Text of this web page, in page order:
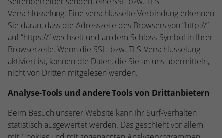
Verschlüsselung. Eine verschlüsselte Verbindung erkennen
Sie daran, dass die Adresszeile des Browsers von “http://”
auf “https://” wechselt und an dem Schloss-Symbol in Ihrer
Browserzeile. Wenn die SSL- bzw. TLS-Verschlüsselung
aktiviert ist, können die Daten, die Sie an uns übermitteln,
nicht von Dritten mitgelesen werden.
Analyse-Tools und andere Tools von Drittanbietern
Beim Besuch unserer Website kann Ihr Surf-Verhalten
statistisch ausgewertet werden. Das geschieht vor allem